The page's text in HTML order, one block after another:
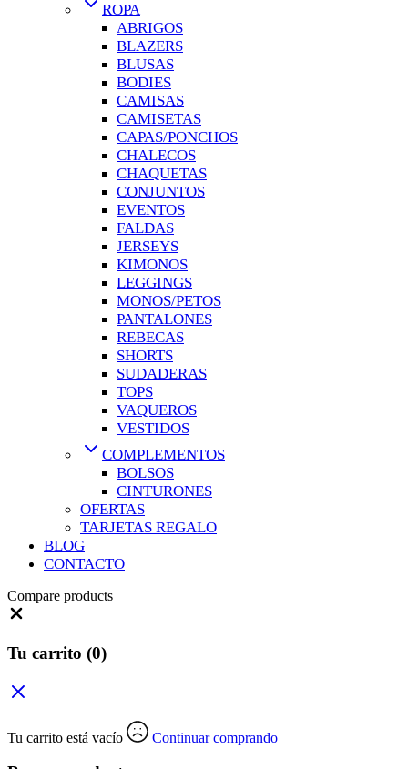
ROPA
ABRIGOS
BLAZERS
BLUSAS
BODIES
CAMISAS
CAMISETAS
CAPAS/PONCHOS
CHALECOS
CHAQUETAS
CONJUNTOS
EVENTOS
FALDAS
JERSEYS
KIMONOS
LEGGINGS
MONOS/PETOS
PANTALONES
REBECAS
SHORTS
SUDADERAS
TOPS
VAQUEROS
VESTIDOS
COMPLEMENTOS
BOLSOS
CINTURONES
OFERTAS
TARJETAS REGALO
BLOG
CONTACTO
Compare products
Tu carrito (0)
Tu carrito está vacío Continuar comprando